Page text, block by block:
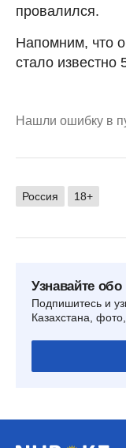
провалился.
Напомним, что
стало известно
Нашли ошибку в
Россия 18+
Узнавайте
Подпишитесь и
Казахстана,